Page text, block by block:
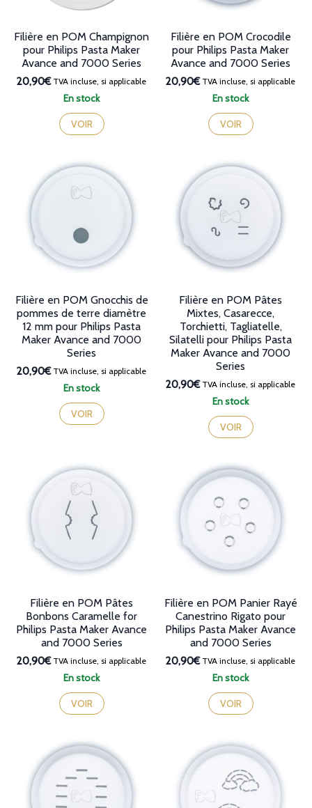
En stock
Filière en POM Champignon
pour Philips Pasta Maker
Avance and 7000 Series
20,90€TVA incluse, si applicable
VOIR
En stock
Filière en POM Crocodile
pour Philips Pasta Maker
Avance and 7000 Series
20,90€TVA incluse, si applicable
VOIR
En stock
Filière en POM Gnocchis de
pommes de terre diamètre
12 mm pour Philips Pasta
Maker Avance and 7000
Series
20,90€TVA incluse, si applicable
VOIR
En stock
Filière en POM Pâtes
Mixtes, Casarecce,
Torchietti, Tagliatelle,
Silatelli pour Philips Pasta
Maker Avance and 7000
Series
20,90€TVA incluse, si applicable
VOIR
En stock
Filière en POM Pâtes
Bonbons Caramelle for
Philips Pasta Maker Avance
and 7000 Series
20,90€TVA incluse, si applicable
VOIR
En stock
Filière en POM Panier Rayé
Canestrino Rigato pour
Philips Pasta Maker Avance
and 7000 Series
20,90€TVA incluse, si applicable
VOIR